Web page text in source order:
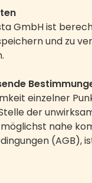
GmbH ist
und zu
einzelner
der
nahe
(AGB),